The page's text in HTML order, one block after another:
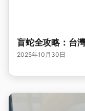
盲蛇全攻略：台
2025年10月30日